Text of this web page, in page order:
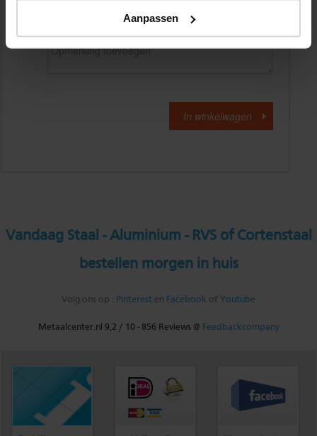
Aanpassen
Vandaag Staal - Aluminium - RVS of Cortenstaal
bestellen morgen in huis
Volg ons op : Pinterest en Facebook of Youtube
Metaalcenter.nl 9,2 / 10 -856 Reviews @ Feedbackcompany